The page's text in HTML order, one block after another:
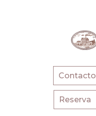
Contacto
Reserva